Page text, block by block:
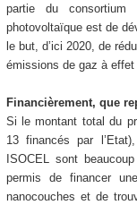
partie du
photovoltaïque est de
le but, d’ici 2020, de
émissions de gaz à effet
Financièrement, que
Si le montant total du
13 financés par
ISOCEL sont
permis de financer
nanocouches et de